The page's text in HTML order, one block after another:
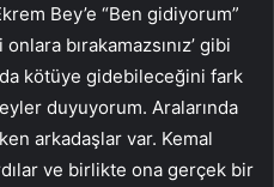
Bey’e “Ben gidiyorum”
onlara bırakamazsınız’ gibi
kötüye gidebileceğini fark
duyuyorum. Aralarında
arkadaşlar var. Kemal
ve birlikte ona gerçek bir